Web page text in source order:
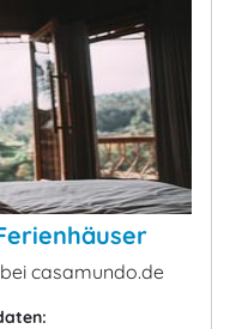
casamundo.de